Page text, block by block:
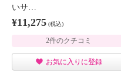
いサ…
¥11,275 (税込)
2件のクチコミ
お気に入りに登録